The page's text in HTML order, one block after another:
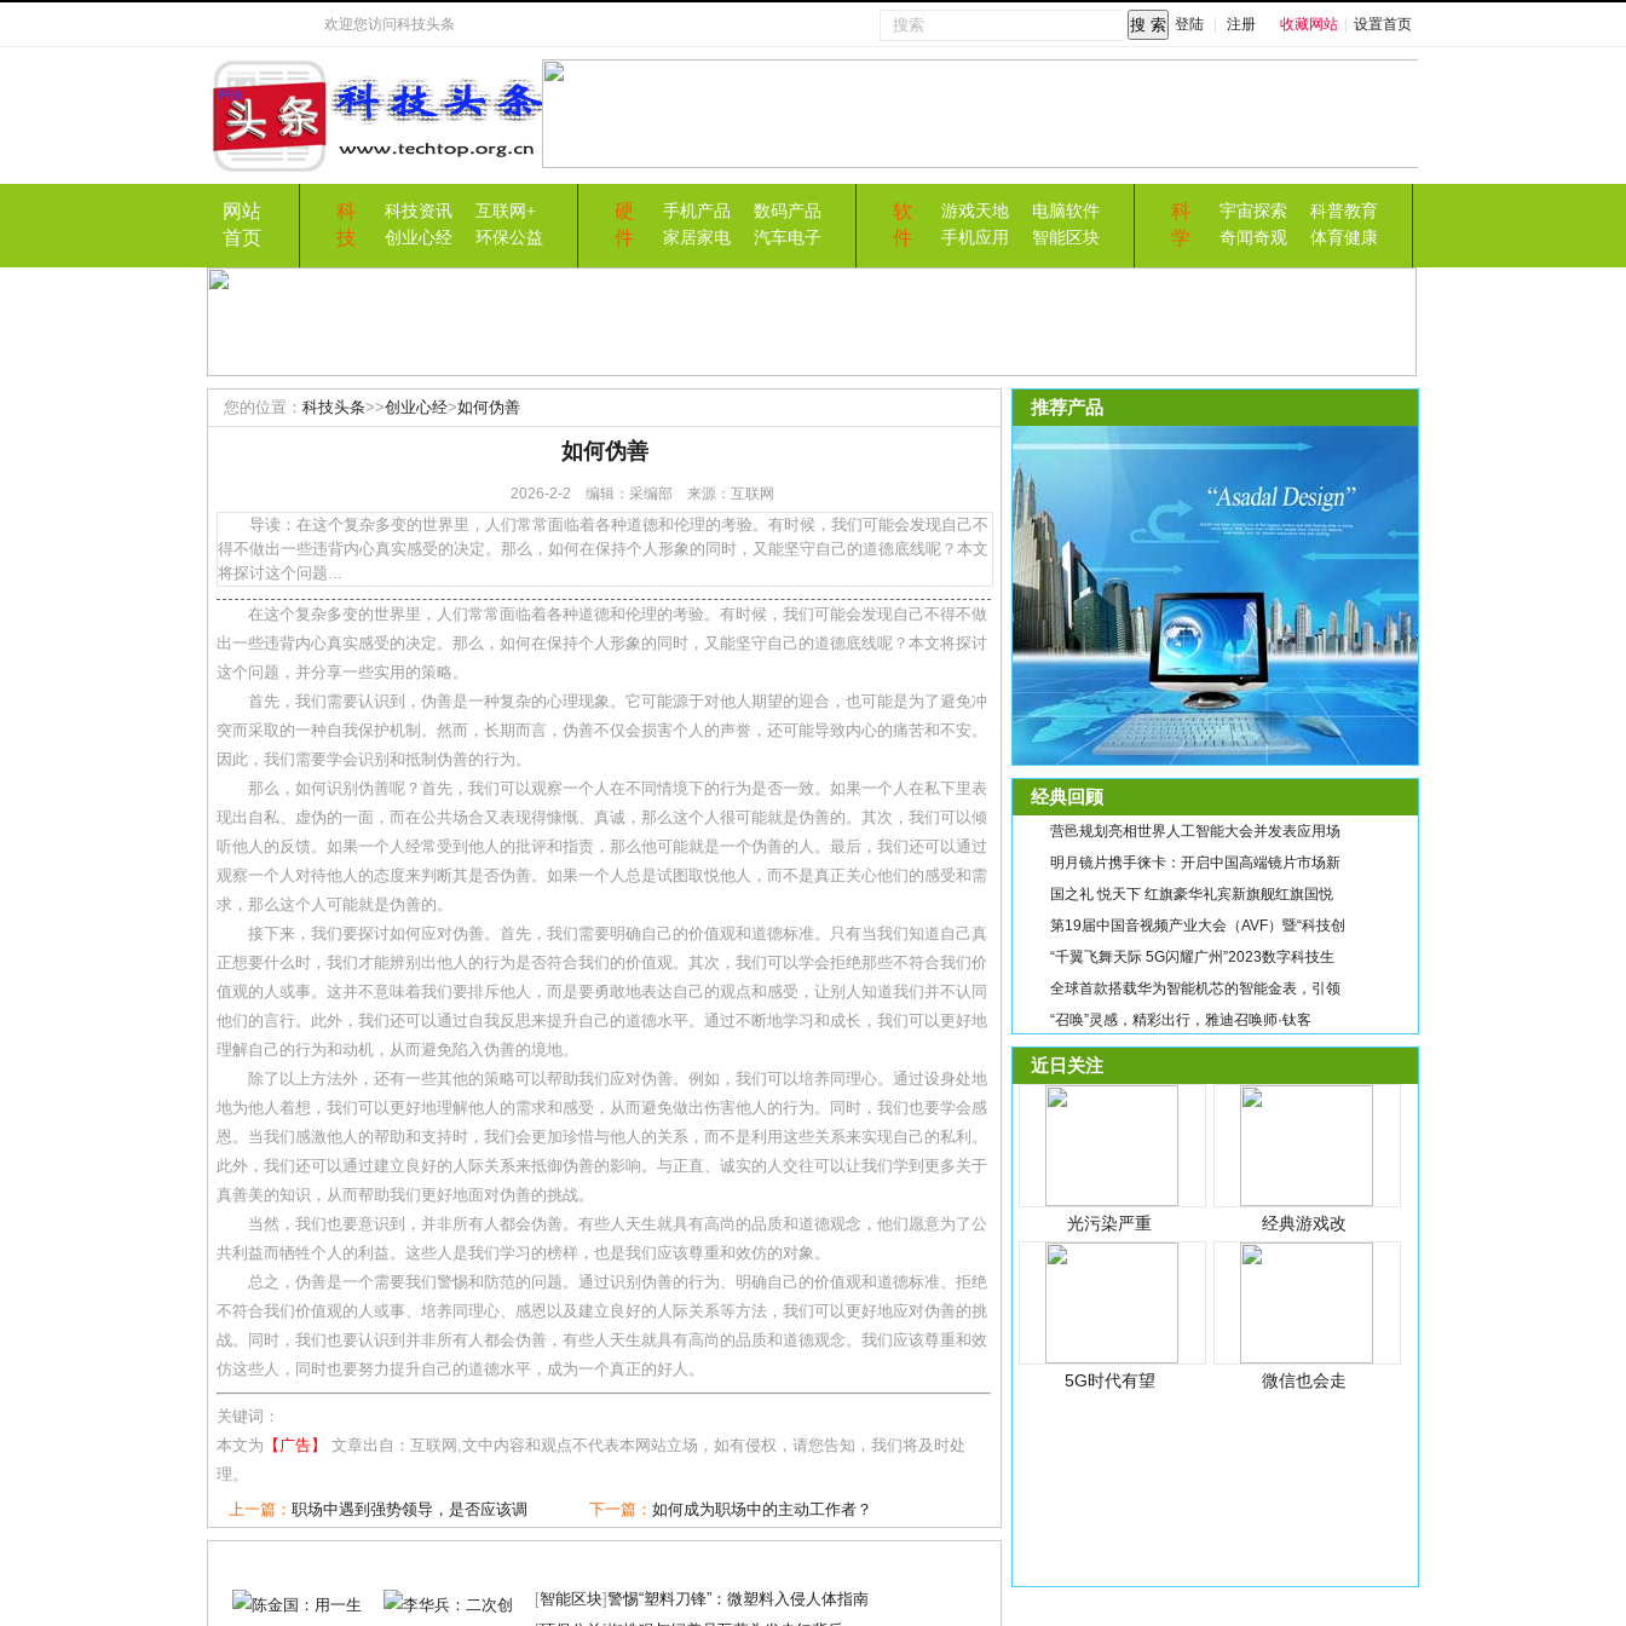
欢迎您访问科技头条 收藏网站 设置首页
登陆 注册
网站
首页
科
技
科技资讯
互联网+
创业心经
环保公益
硬
件
手机产品
数码产品
家居家电
汽车电子
软
件
游戏天地
电脑软件
手机应用
智能区块
科
学
宇宙探索
科普教育
奇闻奇观
体育健康
您的位置： 科技头条>>创业心经>如何伪善
如何伪善
2026-2-2 编辑：采编部 来源：互联网
导读：在这个复杂多变的世界里，人们常常面临着各种道德和伦理的考验。有时候，我们可能会发现自己不
得不做出一些违背内心真实感受的决定。那么，如何在保持个人形象的同时，又能坚守自己的道德底线呢？本文
将探讨这个问题...
在这个复杂多变的世界里，人们常常面临着各种道德和伦理的考验。有时候，我们可能会发现自己不得不做
出一些违背内心真实感受的决定。那么，如何在保持个人形象的同时，又能坚守自己的道德底线呢？本文将探讨
这个问题，并分享一些实用的策略。
首先，我们需要认识到，伪善是一种复杂的心理现象。它可能源于对他人期望的迎合，也可能是为了避免冲
突而采取的一种自我保护机制。然而，长期而言，伪善不仅会损害个人的声誉，还可能导致内心的痛苦和不安。
因此，我们需要学会识别和抵制伪善的行为。
那么，如何识别伪善呢？首先，我们可以观察一个人在不同情境下的行为是否一致。如果一个人在私下里表
现出自私、虚伪的一面，而在公共场合又表现得慷慨、真诚，那么这个人很可能就是伪善的。其次，我们可以倾
听他人的反馈。如果一个人经常受到他人的批评和指责，那么他可能就是一个伪善的人。最后，我们还可以通过
观察一个人对待他人的态度来判断其是否伪善。如果一个人总是试图取悦他人，而不是真正关心他们的感受和需
求，那么这个人可能就是伪善的。
接下来，我们要探讨如何应对伪善。首先，我们需要明确自己的价值观和道德标准。只有当我们知道自己真
正想要什么时，我们才能辨别出他人的行为是否符合我们的价值观。其次，我们可以学会拒绝那些不符合我们价
值观的人或事。这并不意味着我们要排斥他人，而是要勇敢地表达自己的观点和感受，让别人知道我们并不认同
他们的言行。此外，我们还可以通过自我反思来提升自己的道德水平。通过不断地学习和成长，我们可以更好地
理解自己的行为和动机，从而避免陷入伪善的境地。
除了以上方法外，还有一些其他的策略可以帮助我们应对伪善。例如，我们可以培养同理心。通过设身处地
地为他人着想，我们可以更好地理解他人的需求和感受，从而避免做出伤害他人的行为。同时，我们也要学会感
恩。当我们感激他人的帮助和支持时，我们会更加珍惜与他人的关系，而不是利用这些关系来实现自己的私利。
此外，我们还可以通过建立良好的人际关系来抵御伪善的影响。与正直、诚实的人交往可以让我们学到更多关于
真善美的知识，从而帮助我们更好地面对伪善的挑战。
当然，我们也要意识到，并非所有人都会伪善。有些人天生就具有高尚的品质和道德观念，他们愿意为了公
共利益而牺牲个人的利益。这些人是我们学习的榜样，也是我们应该尊重和效仿的对象。
总之，伪善是一个需要我们警惕和防范的问题。通过识别伪善的行为、明确自己的价值观和道德标准、拒绝
不符合我们价值观的人或事、培养同理心、感恩以及建立良好的人际关系等方法，我们可以更好地应对伪善的挑
战。同时，我们也要认识到并非所有人都会伪善，有些人天生就具有高尚的品质和道德观念。我们应该尊重和效
仿这些人，同时也要努力提升自己的道德水平，成为一个真正的好人。
关键词：
本文为 【广告】
文章出自：互联网,文中内容和观点不代表本网站立场，如有侵权，请您告知，我们将及时处
理。
上一篇： 职场中遇到强势领导，是否应该调 下一篇： 如何成为职场中的主动工作者？
[智能区块]警惕“塑料刀锋”：微塑料入侵人体指南
推荐产品
经典回顾
营邑规划亮相世界人工智能大会并发表应用场
明月镜片携手徕卡：开启中国高端镜片市场新
国之礼 悦天下 红旗豪华礼宾新旗舰红旗国悦
第19届中国音视频产业大会（AVF）暨“科技创
“千翼飞舞天际 5G闪耀广州”2023数字科技生
全球首款搭载华为智能机芯的智能金表，引领
“召唤”灵感，精彩出行，雅迪召唤师·钛客
近日关注
光污染严重 经典游戏改
5G时代有望 微信也会走